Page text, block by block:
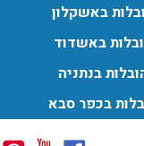
באשקלון
באשדוד
בנתניה
בכפר סבא